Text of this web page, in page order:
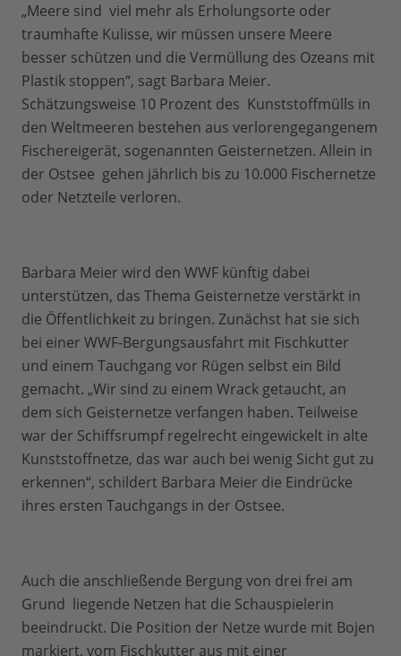
„Meere sind viel mehr als Erholungsorte oder
traumhafte Kulisse, wir müssen unsere Meere
besser schützen und die Vermüllung des Ozeans mit
Plastik stoppen“, sagt Barbara Meier.
Schätzungsweise 10 Prozent des Kunststoffmülls in
den Weltmeeren bestehen aus verlorengegangenem
Fischereigerät, sogenannten Geisternetzen. Allein in
der Ostsee gehen jährlich bis zu 10.000 Fischernetze
oder Netzteile verloren.
Barbara Meier wird den WWF künftig dabei
unterstützen, das Thema Geisternetze verstärkt in
die Öffentlichkeit zu bringen. Zunächst hat sie sich
bei einer WWF-Bergungsausfahrt mit Fischkutter
und einem Tauchgang vor Rügen selbst ein Bild
gemacht. „Wir sind zu einem Wrack getaucht, an
dem sich Geisternetze verfangen haben. Teilweise
war der Schiffsrumpf regelrecht eingewickelt in alte
Kunststoffnetze, das war auch bei wenig Sicht gut zu
erkennen“, schildert Barbara Meier die Eindrücke
ihres ersten Tauchgangs in der Ostsee.
Auch die anschließende Bergung von drei frei am
Grund liegende Netzen hat die Schauspielerin
beeindruckt. Die Position der Netze wurde mit Bojen
markiert, vom Fischkutter aus mit einer